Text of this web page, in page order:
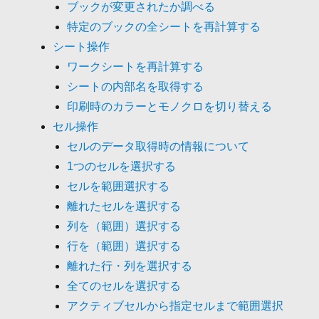
ブックが変更されたか調べる
特定のブックの全シートを再計算する
シート操作
ワークシートを再計算する
シートの内部名を取得する
印刷時のカラーとモノクロを切り替える
セル操作
セルのデータ取得時の情報について
1つのセルを選択する
セルを範囲選択する
離れたセルを選択する
列を（範囲）選択する
行を（範囲）選択する
離れた行・列を選択する
全てのセルを選択する
アクティブセルから指定セルまで範囲選択